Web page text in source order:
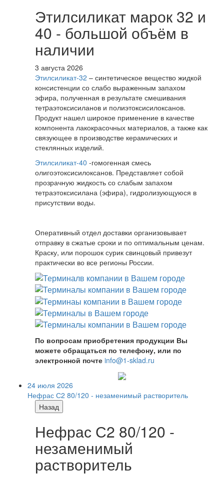
Этилсиликат марок 32 и
40 - большой объём в
наличии
3 августа 2026
Этилсиликат-32 – синтетическое вещество жидкой
консистенции со слабо выраженным запахом
эфира, полученная в результате смешивания
тетpаэтоксисиланов и полиэтоксисилоксанов.
Продукт нашел широкое применение в качестве
компонента лакокрасочных материалов, а также как
связующее в производстве керамических и
стеклянных изделий.
Этилсиликат-40 -гомогенная смесь
олигоэтоксисилоксанов. Представляет собой
прозрачную жидкость со слабым запахом
тетраэтоксисилана (эфира), гидролизующуюся в
присутствии воды.
Оперативный отдел доставки организовывает
отправку в сжатые сроки и по оптимальным ценам.
Краску, или порошок сурик свинцовый привезут
практически во все регионы России.
По вопросам приобретения продукции Вы
можете обращаться по телефону, или по
электронной почте info@1-sklad.ru
24 июля 2026
Нефрас С2 80/120 - незаменимый растворитель
Назад
Нефрас С2 80/120 -
незаменимый
растворитель